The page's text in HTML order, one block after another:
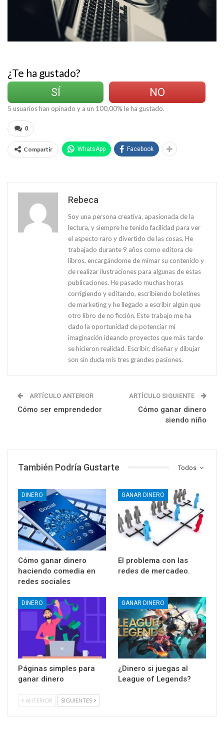
¿Te ha gustado?
SÍ
NO
5 usuarios han opinado y a un 100,00% le ha gustado.
0
Compartir WhatsApp Facebook
Rebeca
Soy una persona creativa, apasionada de la
lectura, y siempre he tenido facilidad para ver
el aspecto raro y divertido de las cosas. He
trabajado durante 9 años como editora de
libros, encargándome de mimar su contenido y
de realizar ilustraciones para algunas de estas
publicaciones. He pasado muchas horas
corrigiendo y editando, escribiendo boletines
de marketing y he llegado a escribir algún que
otro libro de no ficción. Este trabajo me ha
dado la oportunidad de potenciar mi
imaginación ideando proyectos que más tarde
se hicieron realidad. Escribir, diseñar y dibujar
son sin duda mis tres grandes pasiones.
ARTÍCULO ANTERIOR
Cómo ser emprendedor
ARTÍCULO SIGUIENTE
Cómo ganar dinero
siendo niño
Todos
También Podría Gustarte
DINERO
Cómo ganar dinero
haciendo comedia en
redes sociales
GANAR DINERO
El problema con las
redes de mercadeo.
DINERO
Páginas simples para
ganar dinero
GANAR DINERO
¿Dinero si juegas al
League of Legends?
ANTERIOR SIGUIENTES